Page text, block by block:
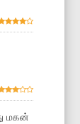
மகன்